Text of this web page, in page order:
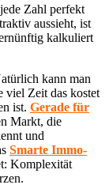
Zahl perfekt
aussieht, ist
kalkuliert
kann man
viel Zeit das kostet
ist. Gerade für
Markt, die
und
Smarte Immo-
Komplexität